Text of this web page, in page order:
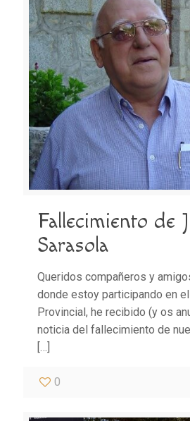
Fallecimiento de
Sarasola
Queridos compañeros y
donde estoy participando en
Provincial, he recibido (y os
noticia del fallecimiento de
[…]
0